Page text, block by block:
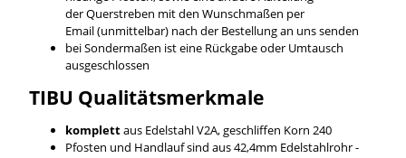
der Querstreben mit den Wunschmaßen per
Email (unmittelbar) nach der Bestellung an uns senden
bei Sondermaßen ist eine Rückgabe oder Umtausch
ausgeschlossen
TIBU Qualitätsmerkmale
komplettaus Edelstahl V2A, geschliffen Korn 240
Pfosten und Handlauf sind aus 42,4mm Edelstahlrohr -